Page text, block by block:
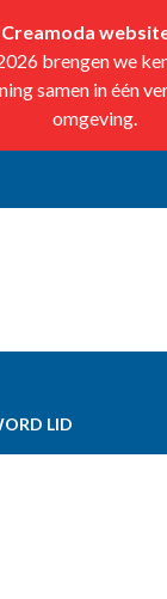
Creamoda
brengen we
samen in één
omgeving.
LID